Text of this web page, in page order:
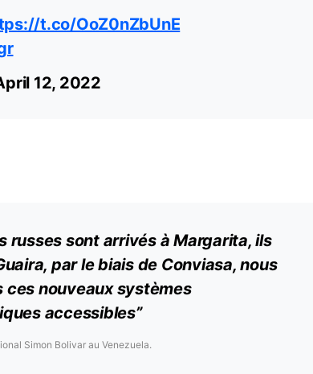
t.co/OoZ0nZbUnE
12, 2022
russes sont arrivés à Margarita, ils
par le biais de Conviasa, nous
nouveaux systèmes
accessibles”
Simon Bolivar au Venezuela.